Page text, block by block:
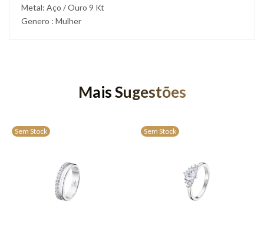
Metal: Aço / Ouro 9 Kt
Genero : Mulher
Mais Sugestões
Sem Stock Sem Stock